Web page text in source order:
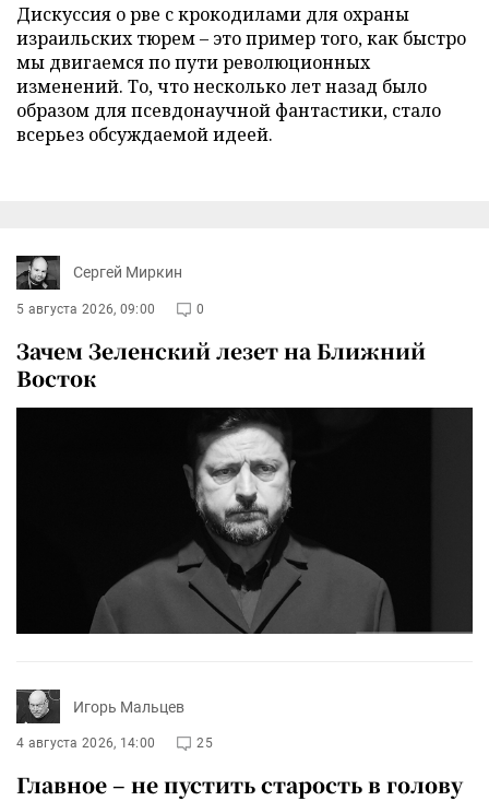
Дискуссия о рве с крокодилами для охраны
израильских тюрем – это пример того, как быстро
мы двигаемся по пути революционных
изменений. То, что несколько лет назад было
образом для псевдонаучной фантастики, стало
всерьез обсуждаемой идеей.
Сергей Миркин
5 августа 2026, 09:00 0
Зачем Зеленский лезет на Ближний
Восток
Игорь Мальцев
4 августа 2026, 14:00 25
Главное – не пустить старость в голову